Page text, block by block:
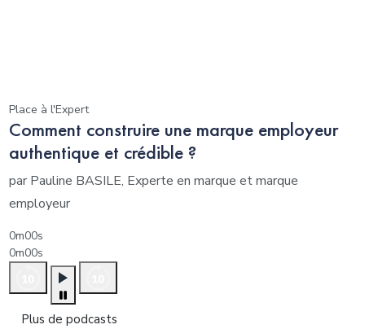
Place à l'Expert
Comment construire une marque employeur
authentique et crédible ?
par Pauline BASILE, Experte en marque et marque
employeur
0m00s
0m00s
Plus de podcasts